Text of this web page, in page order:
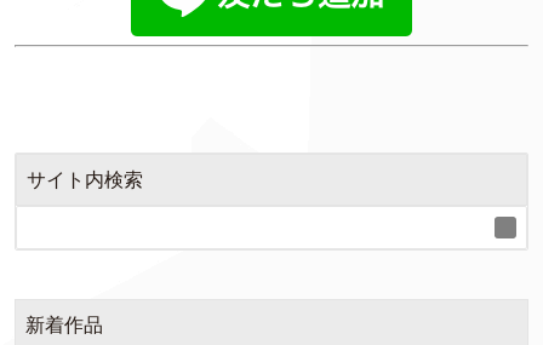
サイト内検索
新着作品